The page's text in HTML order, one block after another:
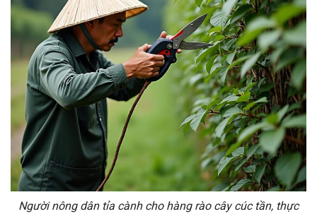
Người nông dân tỉa cành cho hàng rào cây cúc tần, thực